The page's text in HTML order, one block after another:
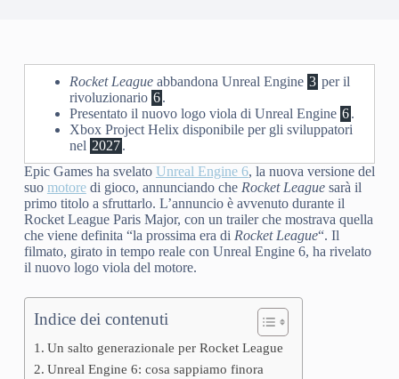
Rocket Leagueabbandona Unreal Engine 3 per il
rivoluzionario 6.
Presentato il nuovo logo viola di Unreal Engine 6.
Xbox Project Helix disponibile per gli sviluppatori
nel 2027.
Epic Games ha svelato Unreal Engine 6, la nuova versione del
suo motoredi gioco, annunciando che Rocket Leaguesarà il
primo titolo a sfruttarlo. L’annuncio è avvenuto durante il
Rocket League Paris Major, con un trailer che mostrava quella
che viene definita “la prossima era di Rocket League“. Il
filmato, girato in tempo reale con Unreal Engine 6, ha rivelato
il nuovo logo viola del motore.
Indice dei contenuti
Un salto generazionale per Rocket League
Unreal Engine 6: cosa sappiamo finora